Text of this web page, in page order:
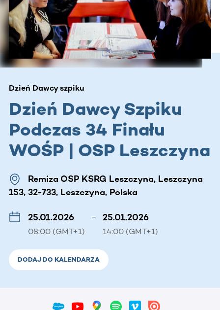
Dzień Dawcy szpiku
Dzień Dawcy Szpiku
Podczas 34 Finału
WOŚP | OSP Leszczyna
Remiza OSP KSRG Leszczyna, Leszczyna
153, 32-733, Leszczyna, Polska
25.01.2026
08:00 (GMT+1)
– 25.01.2026
14:00 (GMT+1)
DODAJ DO KALENDARZA